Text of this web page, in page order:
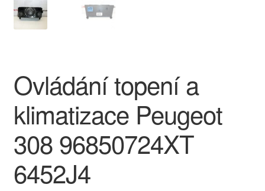
Platby
Reklamace
Reklamační řád
Vrakoviště Citroën
Ovládání topení a
klimatizace Peugeot
308 96850724XT
6452J4